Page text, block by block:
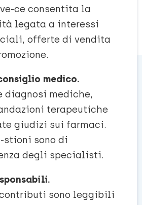
ce consentita la
legata a interessi
offerte di vendita
medico.
diagnosi mediche,
terapeutiche
giudizi sui farmaci.
stioni sono di
degli specialisti.
sono leggibili